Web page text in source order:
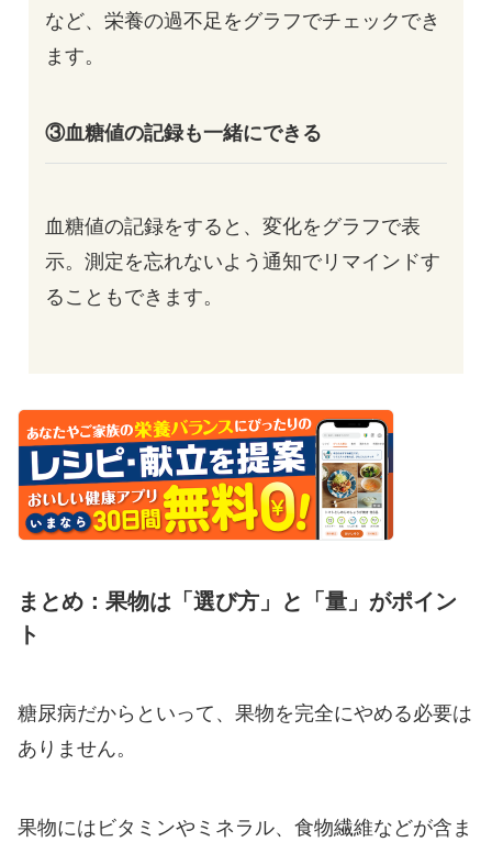
など、栄養の過不足をグラフでチェックでき
ます。
③血糖値の記録も一緒にできる
血糖値の記録をすると、変化をグラフで表
示。測定を忘れないよう通知でリマインドす
ることもできます。
まとめ：果物は「選び方」と「量」がポイン
ト
糖尿病だからといって、果物を完全にやめる必要は
ありません。
果物にはビタミンやミネラル、食物繊維などが含ま